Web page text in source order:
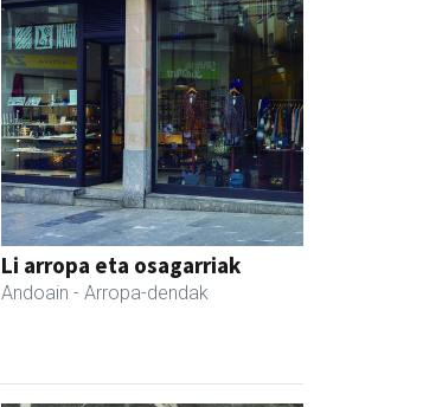
Li arropa eta osagarriak
Andoain - Arropa-dendak